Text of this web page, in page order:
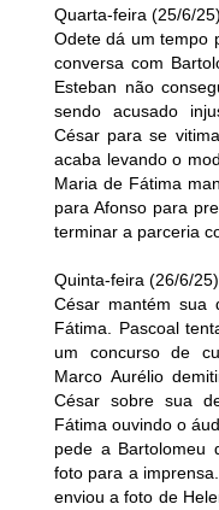
Quarta-feira (25/6/25)
Odete dá um tempo
conversa com
Esteban não
sendo acusado
César para se
acaba levando o
Maria de Fátima
para Afonso para
terminar a parceria
Quinta-feira (26/6/25)
César mantém sua
Fátima. Pascoal
um concurso de
Marco Aurélio
César sobre sua
Fátima ouvindo o
pede a Bartolomeu
foto para a
enviou a foto de